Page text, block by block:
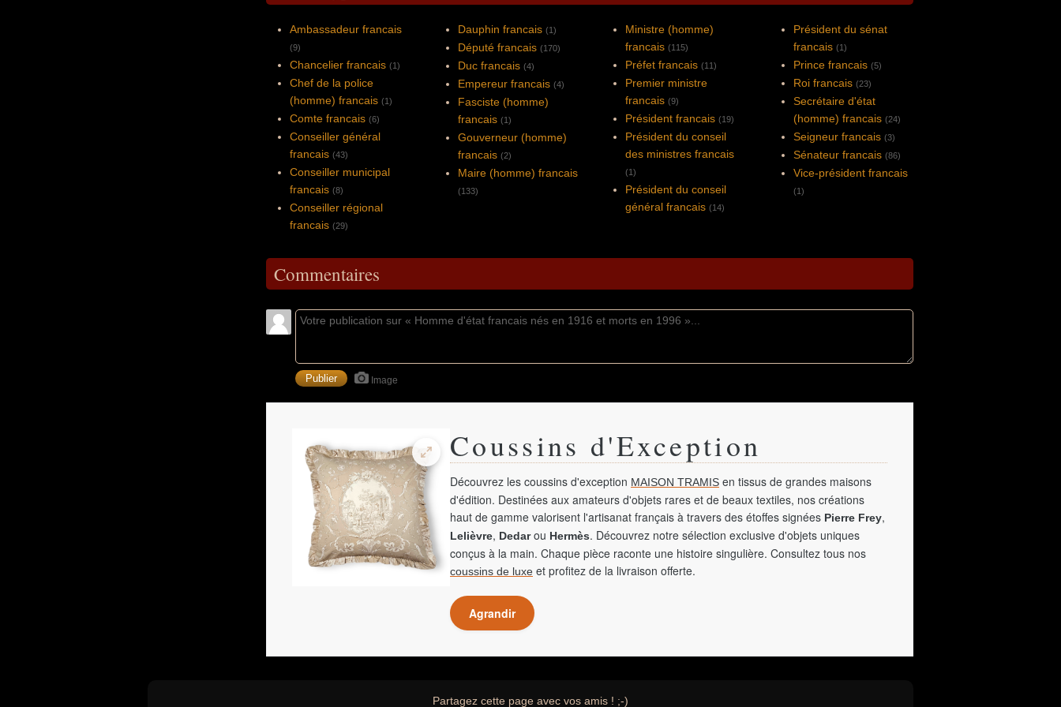
Ambassadeur francais
(9)
Chancelier francais (1)
Chef de la police
(homme) francais (1)
Comte francais (6)
Conseiller général
francais (43)
Conseiller municipal
francais (8)
Conseiller régional
francais (29)
Dauphin francais (1)
Député francais (170)
Duc francais (4)
Empereur francais (4)
Fasciste (homme)
francais (1)
Gouverneur (homme)
francais (2)
Maire (homme) francais
(133)
Ministre (homme)
francais (115)
Préfet francais (11)
Premier ministre
francais (9)
Président francais (19)
Président du conseil
des ministres francais
(1)
Président du conseil
général francais (14)
Président du sénat
francais (1)
Prince francais (5)
Roi francais (23)
Secrétaire d'état
(homme) francais (24)
Seigneur francais (3)
Sénateur francais (86)
Vice-président francais
(1)
Commentaires
Image
Coussins d'Exception
Découvrez les coussins d'exception MAISON TRAMIS en tissus de grandes maisons
d'édition. Destinées aux amateurs d'objets rares et de beaux textiles, nos créations
haut de gamme valorisent l'artisanat français à travers des étoffes signées Pierre Frey,
Lelièvre, Dedarou Hermès. Découvrez notre sélection exclusive d'objets uniques
conçus à la main. Chaque pièce raconte une histoire singulière. Consultez tous nos
coussins de luxe et profitez de la livraison offerte.
Agrandir
Partagez cette page avec vos amis ! ;-)